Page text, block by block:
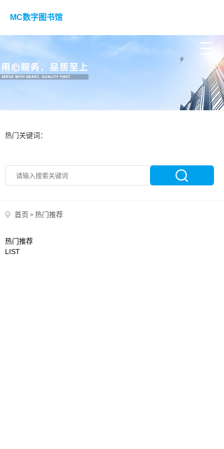
MC数字图书馆
热门关键词：
首页 > 热门推荐
热门推荐
LIST